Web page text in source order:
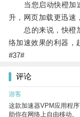
当您启动快橙加速
升，网页加载更迅速
总的来说，快橙加
络加速效果的利器，
#37#
评论
游客
这款加速器VPM应用程
助你在网络上自由移动。